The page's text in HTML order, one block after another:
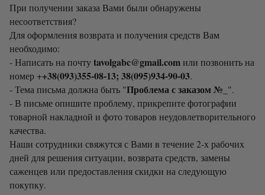
При получении заказа Вами были обнаружены
несоответствия?
Для оформления возврата и получения средств Вам
необходимо:
- Написать на почтуtavolgabc@gmail.comили позвонить на
номер ++38(093)355-08-13; 38(095)934-90-03.
- Тема письма должна быть "Проблема с заказом №_ ".
- В письме опишите проблему, прикрепите фотографии
товарной накладной и фото товаров неудовлетворительного
качества.
Наши сотрудники свяжутся с Вами в течение 2-х рабочих
дней для решения ситуации, возврата средств, замены
саженцев или предоставления скидки на следующую
покупку.